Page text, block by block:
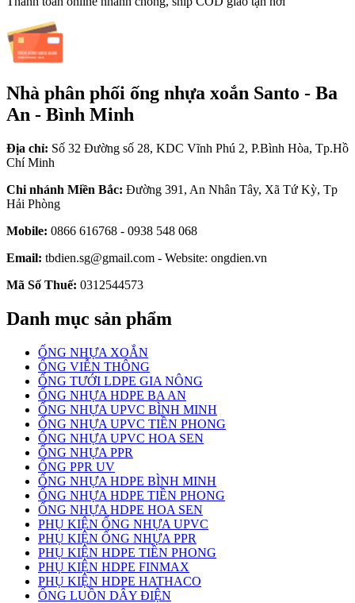
Nhà phân phối ống nhựa xoắn Santo - Ba
An - Bình Minh
Địa chỉ: Số 32 Đường số 28, KDC Vĩnh Phú 2, P.Bình Hòa, Tp.Hồ
Chí Minh
Chi nhánh Miền Bắc: Đường 391, An Nhân Tây, Xã Tứ Kỳ, Tp
Hải Phòng
Mobile: 0866 616768 - 0938 548 068
Email: tbdien.sg@gmail.com - Website: ongdien.vn
Mã Số Thuế: 0312544573
Danh mục sản phẩm
ỐNG NHỰA XOẮN
ỐNG VIỄN THÔNG
ỐNG TƯỚI LDPE GIA NÔNG
ỐNG NHỰA HDPE BA AN
ỐNG NHỰA UPVC BÌNH MINH
ỐNG NHỰA UPVC TIỀN PHONG
ỐNG NHỰA UPVC HOA SEN
ỐNG NHỰA PPR
ỐNG PPR UV
ỐNG NHỰA HDPE BÌNH MINH
ỐNG NHỰA HDPE TIỀN PHONG
ỐNG NHỰA HDPE HOA SEN
PHỤ KIỆN ỐNG NHỰA UPVC
PHỤ KIỆN ỐNG NHỰA PPR
PHỤ KIỆN HDPE TIỀN PHONG
PHỤ KIỆN HDPE FINMAX
PHỤ KIỆN HDPE HATHACO
ỐNG LUỒN DÂY ĐIỆN